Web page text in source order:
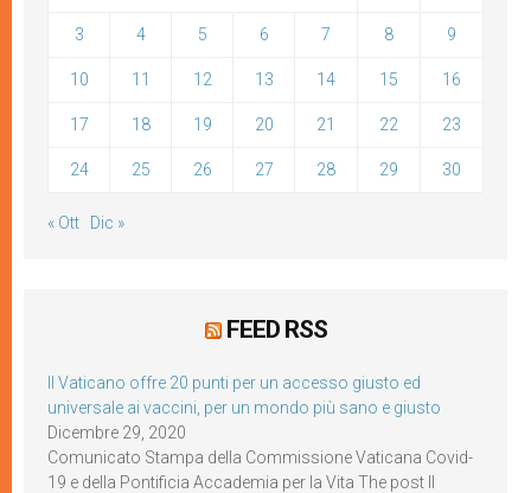
3 4 5 6 7 8 9
10 11 12 13 14 15 16
17 18 19 20 21 22 23
24 25 26 27 28 29 30
« Ott Dic »
FEED RSS
Il Vaticano offre 20 punti per un accesso giusto ed
universale ai vaccini, per un mondo più sano e giusto
Dicembre 29, 2020
Comunicato Stampa della Commissione Vaticana Covid-
19 e della Pontificia Accademia per la Vita The post Il